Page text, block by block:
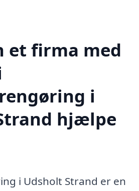
et firma med
i
hjælpe
i Udsholt Strand er en